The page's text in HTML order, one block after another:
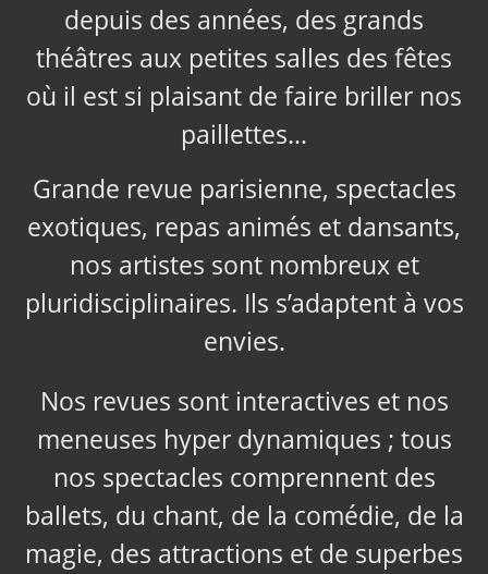
depuis des années, des grands
théâtres aux petites salles des fêtes
où il est si plaisant de faire briller nos
paillettes…
Grande revue parisienne, spectacles
exotiques, repas animés et dansants,
nos artistes sont nombreux et
pluridisciplinaires. Ils s’adaptent à vos
envies.
Nos revues sont interactives et nos
meneuses hyper dynamiques ; tous
nos spectacles comprennent des
ballets, du chant, de la comédie, de la
magie, des attractions et de superbes